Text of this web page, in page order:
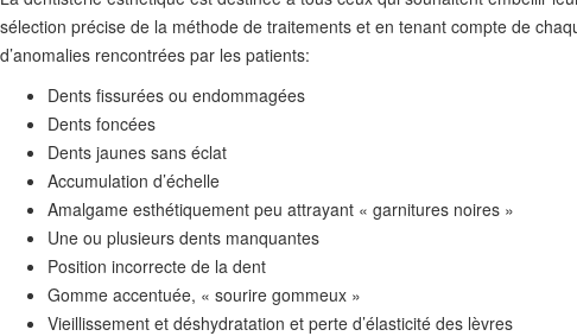
sélection précise de la méthode de traitements et en tenant compte de
d’anomalies rencontrées par les patients:
Dents fissurées ou endommagées
Dents foncées
Dents jaunes sans éclat
Accumulation d’échelle
Amalgame esthétiquement peu attrayant « garnitures noires »
Une ou plusieurs dents manquantes
Position incorrecte de la dent
Gomme accentuée, « sourire gommeux »
Vieillissement et déshydratation et perte d’élasticité des lèvres